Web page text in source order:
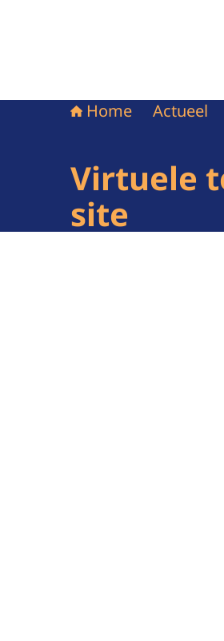
Home Actueel
Virtuele
site